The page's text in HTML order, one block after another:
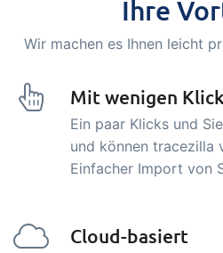
Ihre
Wir machen es Ihnen leicht
Mit wenigen
Ein paar Klicks und
und können tracezilla
Einfacher Import von
Cloud-basiert